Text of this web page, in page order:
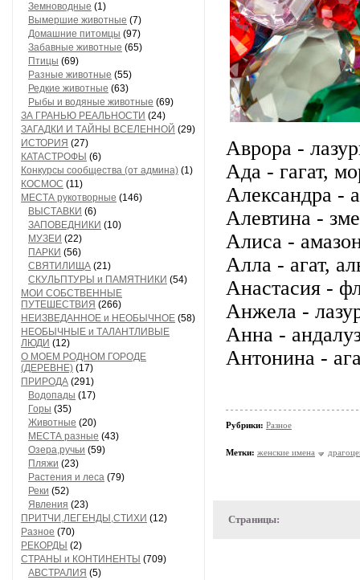
Земноводные (1)
Вымершие животные (7)
Домашние питомцы (97)
Забавные животные (65)
Птицы (69)
Разные животные (55)
Редкие животные (63)
Рыбы и водяные животные (69)
ЗА ГРАНЬЮ РЕАЛЬНОСТИ (24)
ЗАГАДКИ И ТАЙНЫ ВСЕЛЕННОЙ (29)
ИСТОРИЯ (27)
КАТАСТРОФЫ (6)
Конкурсы сообщества (от админа) (1)
КОСМОС (11)
МЕСТА рукотворные (146)
ВЫСТАВКИ (6)
ЗАПОВЕДНИКИ (10)
МУЗЕИ (22)
ПАРКИ (56)
СВЯТИЛИЩА (21)
СКУЛЬПТУРЫ и ПАМЯТНИКИ (54)
МОИ СОБСТВЕННЫЕ
ПУТЕШЕСТВИЯ (266)
НЕИЗВЕДАННОЕ и НЕОБЫЧНОЕ (58)
НЕОБЫЧНЫЕ и ТАЛАНТЛИВЫЕ
ЛЮДИ (12)
О МОЕМ РОДНОМ ГОРОДЕ
(ДЕРЕВНЕ) (17)
ПРИРОДА (291)
Водопады (17)
Горы (35)
Животные (20)
МЕСТА разные (43)
Озера,ручьи (59)
Пляжи (23)
Растения и леса (79)
Реки (52)
Явления (23)
ПРИТЧИ,ЛЕГЕНДЫ,СТИХИ (12)
Разное (70)
РЕКОРДЫ (2)
СТРАНЫ и КОНТИНЕНТЫ (709)
АВСТРАЛИЯ (5)
Аврора -
Ада - гагат,
Александра -
Алевтина -
Алиса -
Алла - агат,
Анастасия -
Анжела -
Анна -
Антонина -
Рубрики: Разное
Метки: женские имена
Страницы: